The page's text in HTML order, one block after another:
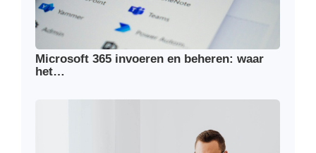
Microsoft 365 invoeren en beheren: waar
het…